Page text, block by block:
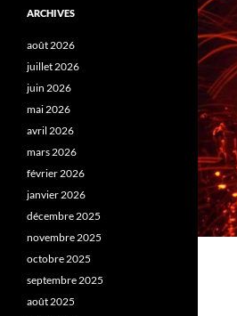
ARCHIVES
août 2026
juillet 2026
juin 2026
mai 2026
avril 2026
mars 2026
février 2026
janvier 2026
décembre 2025
novembre 2025
octobre 2025
septembre 2025
août 2025